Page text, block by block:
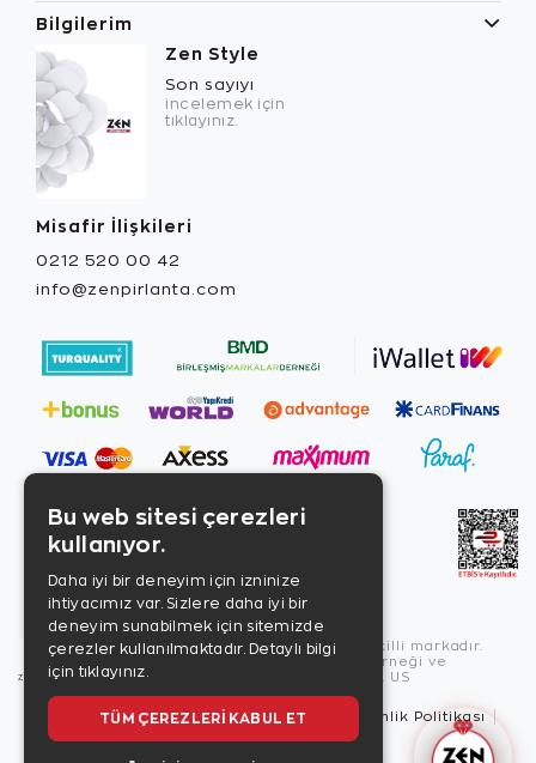
Bilgilerim
Zen Style
Son sayıyı
incelemek için
tıklayınız.
Misafir İlişkileri
0212 520 00 42
info@zenpirlanta.com
Copyright © 2026, Zen Diamond tescilli markadır.
Zen Diamond Birleşmiş Markalar Derneği ve
Turquality Destek Programı üyesidir. US
Kullanım Şartları Gizlilik İlkeleri
Güvenlik Politikası
Çerez Politikası
Bu web sitesi çerezleri
kullanıyor.
Daha iyi bir deneyim için izninize
ihtiyacımız var. Sizlere daha iyi bir
deneyim sunabilmek için sitemizde
çerezler kullanılmaktadır. Detaylı bilgi
için tıklayınız.
TÜM ÇEREZLERI KABUL ET